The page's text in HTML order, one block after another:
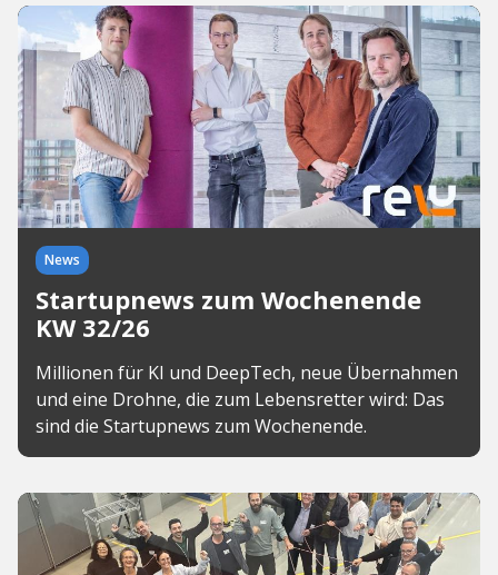
News
Startupnews zum Wochenende
KW 32/26
Millionen für KI und DeepTech, neue Übernahmen
und eine Drohne, die zum Lebensretter wird: Das
sind die Startupnews zum Wochenende.